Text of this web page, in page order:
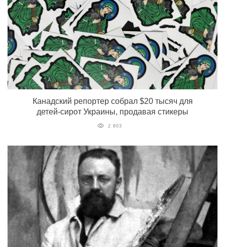
Канадский репортер собрал $20 тысяч для
детей-сирот Украины, продавая стикеры
2 803